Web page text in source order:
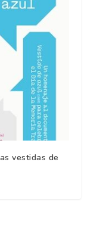
vestidas de